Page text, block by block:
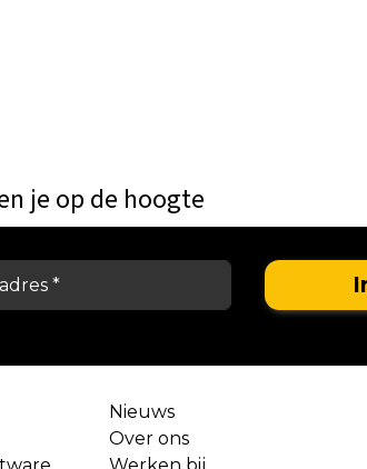
je op de hoogte
Nieuws
Over ons